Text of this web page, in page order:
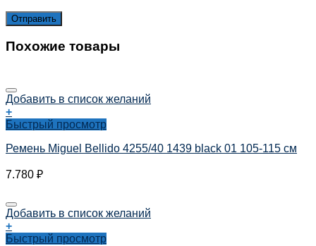
Похожие товары
Добавить в список желаний
+
Быстрый просмотр
Ремень Miguel Bellido 4255/40 1439 black 01 105-115 см
7.780 ₽
Добавить в список желаний
+
Быстрый просмотр